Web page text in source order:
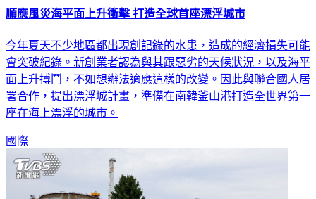
順應風災海平面上升衝擊 打造全球首座漂浮城市
今年夏天不少地區都出現創記錄的水患，造成的經濟損失可能
會突破紀錄。新創業者認為與其跟惡劣的天候狀況，以及海平
面上升搏鬥，不如想辦法適應這樣的改變。因此與聯合國人居
署合作，提出漂浮城計畫，準備在南韓釜山港打造全世界第一
座在海上漂浮的城市。
國際